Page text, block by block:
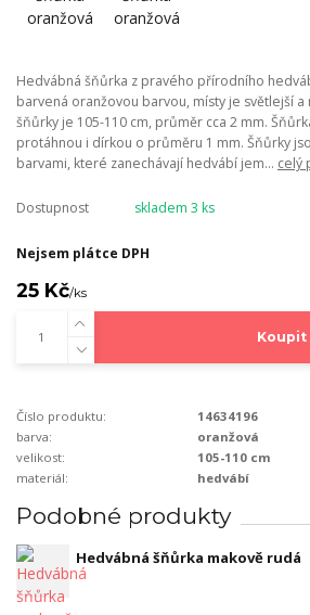
Hedvábná šňůrka z pravého přírodního
barvená oranžovou barvou, místy je světlejší a
šňůrky je 105-110 cm, průměr cca 2 mm.
protáhnou i dírkou o průměru 1 mm. Šňůrky
barvami, které zanechávají hedvábí jem... celý
Dostupnost skladem 3 ks
Nejsem plátce DPH
25 Kč/ks
Koupit
Číslo produktu:
14634196
barva:
oranžová
velikost:
105-110 cm
materiál:
hedvábí
Podobné produkty
Hedvábná šňůrka makově rudá